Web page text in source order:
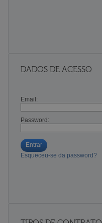
DADOS DE ACESSO
Email:
Password:
Entrar
Esqueceu-se da password?